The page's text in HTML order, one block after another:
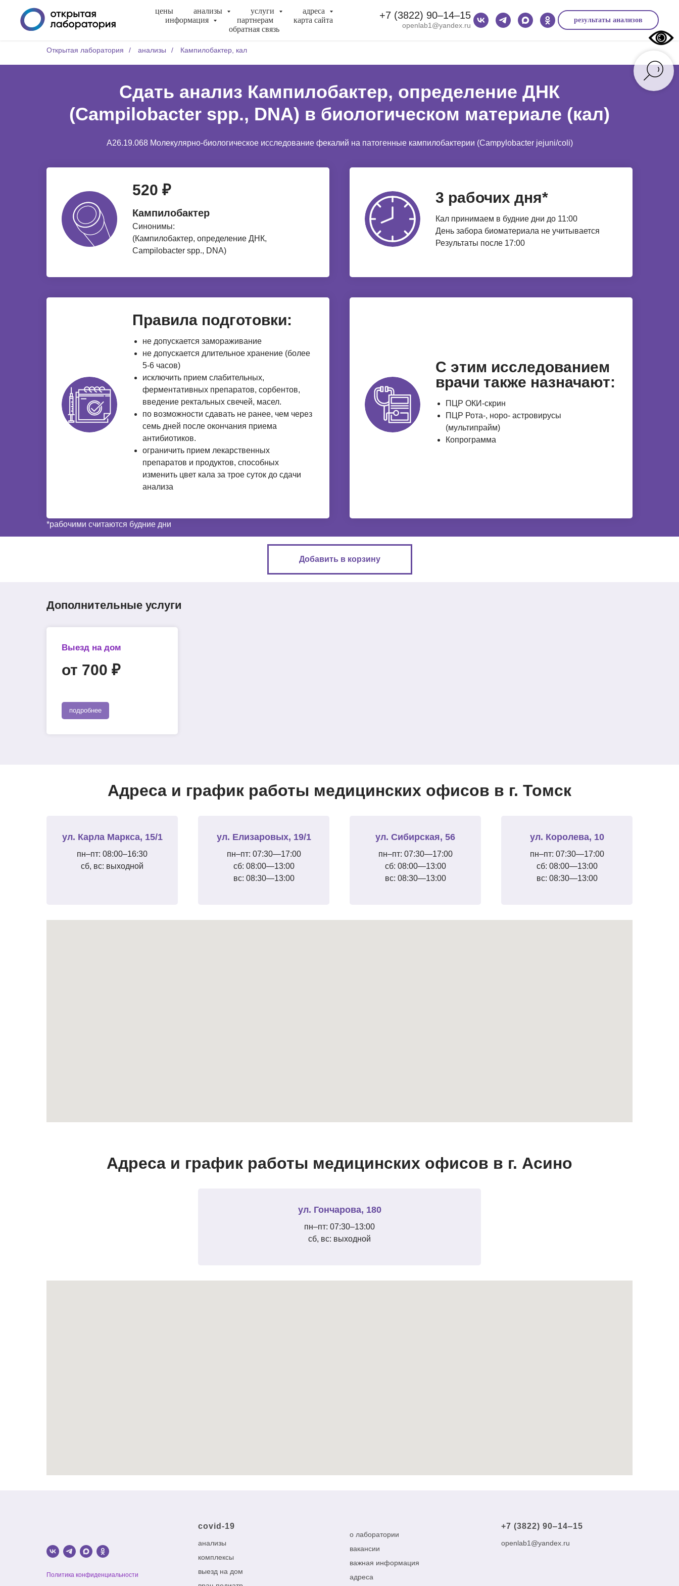
цены анализы услуги
адреса
информация
партнерам
карта сайта
обратная связь
+7 (3822) 90‒14‒15
openlab1@yandex.ru
результаты анализов
Открытая лаборатория / анализы / Кампилобактер, кал
Сдать анализ Кампилобактер, определение ДНК
(Campilobacter spp., DNA) в биологическом материале (кал)
A26.19.068 Молекулярно-биологическое исследование фекалий на патогенные кампилобактерии (Campylobacter jejuni/coli)
520 ₽
Кампилобактер
Синонимы:
(Кампилобактер, определение ДНК,
Campilobacter spp., DNA)
3 рабочих дня*
Кал принимаем в будние дни до 11:00
День забора биоматериала не учитывается
Результаты после 17:00
Правила подготовки:
не допускается замораживание
не допускается длительное хранение (более
5-6 часов)
исключить прием слабительных,
ферментативных препаратов, сорбентов,
введение ректальных свечей, масел.
по возможности сдавать не ранее, чем через
семь дней после окончания приема
антибиотиков.
ограничить прием лекарственных
препаратов и продуктов, способных
изменить цвет кала за трое суток до сдачи
анализа
С этим исследованием
врачи также назначают:
ПЦР ОКИ-скрин
ПЦР Рота-, норо- астровирусы
(мультипрайм)
Копрограмма
*рабочими считаются будние дни
Добавить в корзину
Дополнительные услуги
Выезд на дом
от 700 ₽
подробнее
Адреса и график работы медицинских офисов в г. Томск
ул. Карла Маркса, 15/1
пн–пт: 08:00–16:30
сб, вс: выходной
ул. Елизаровых, 19/1
пн–пт: 07:30—17:00
сб: 08:00—13:00
вс: 08:30—13:00
ул. Сибирская, 56
пн–пт: 07:30—17:00
сб: 08:00—13:00
вс: 08:30—13:00
ул. Королева, 10
пн–пт: 07:30—17:00
сб: 08:00—13:00
вс: 08:30—13:00
Адреса и график работы медицинских офисов в г. Асино
ул. Гончарова, 180
пн–пт: 07:30–13:00
сб, вс: выходной
Политика конфиденциальности
covid-19
анализы
комплексы
выезд на дом
о лаборатории
вакансии
важная информация
адреса
+7 (3822) 90‒14‒15
openlab1@yandex.ru